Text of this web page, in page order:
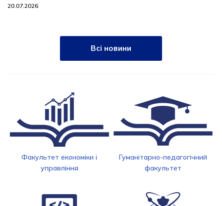
20.07.2026
Всі новини
Факультет економіки і
управління
Гуманітарно-педагогічний
факультет